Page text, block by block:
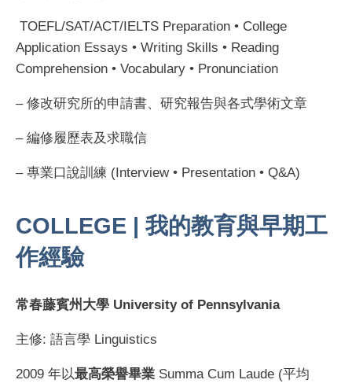
TOEFL/SAT/ACT/IELTS Preparation • College
Application Essays • Writing Skills • Reading
Comprehension • Vocabulary • Pronunciation
– 修改研究所的申請書、研究報告與各式學術文章
– 編修履歷表及求職信
– 專業口說訓練 (Interview • Presentation • Q&A)
COLLEGE | 我的教育與早期工
作經驗
常春藤賓州大學 University of Pennsylvania
主修: 語言學 Linguistics
2009 年以最高榮譽畢業 Summa Cum Laude (平均